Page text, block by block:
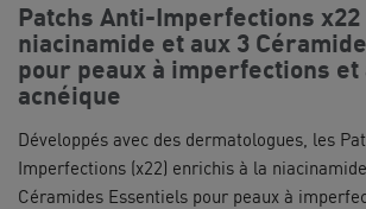
Patchs Anti-Imperfections
niacinamide et aux 3
pour peaux à imperfections et
acnéique
Développés avec des dermatologues, les
Imperfections (x22) enrichis à la
Céramides Essentiels pour peaux à